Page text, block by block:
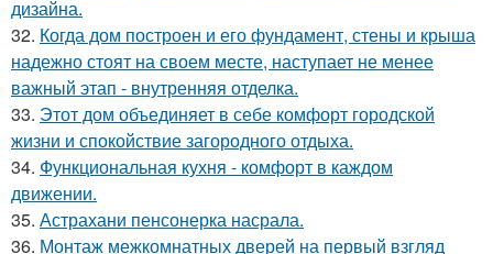
дизайна.
32. Когда дом построен и его фундамент, стены и крыша
надежно стоят на своем месте, наступает не менее
важный этап - внутренняя отделка.
33. Этот дом объединяет в себе комфорт городской
жизни и спокойствие загородного отдыха.
34. Функциональная кухня - комфорт в каждом
движении.
35. Астрахани пенсонерка насрала.
36. Монтаж межкомнатных дверей на первый взгляд